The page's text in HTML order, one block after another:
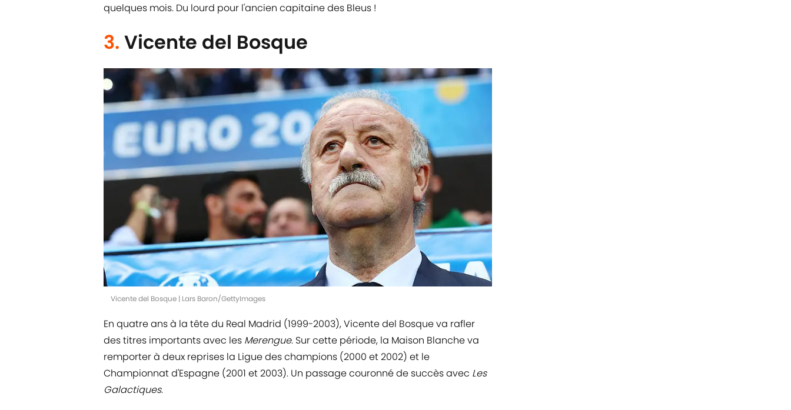
quelques mois. Du lourd pour l'ancien capitaine des Bleus !
3. Vicente del Bosque
Vicente del Bosque | Lars Baron/GettyImages
En quatre ans à la tête du Real Madrid (1999-2003), Vicente del Bosque va rafler
des titres importants avec les Merengue. Sur cette période, la Maison Blanche va
remporter à deux reprises la Ligue des champions (2000 et 2002) et le
Championnat d'Espagne (2001 et 2003). Un passage couronné de succès avec Les
Galactiques.